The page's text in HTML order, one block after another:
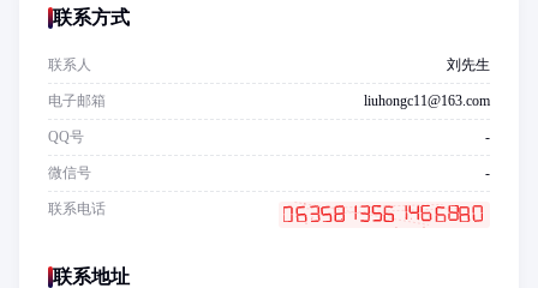
联系方式
联系人 刘先生
电子邮箱 liuhongc11@163.com
QQ号 -
微信号 -
联系电话
联系地址